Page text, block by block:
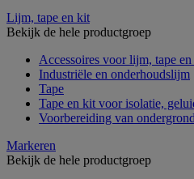
Lijm, tape en kit
Bekijk de hele productgroep
Accessoires voor lijm, tape
Industriële en onderhoudslijm
Tape
Tape en kit voor isolatie,
Voorbereiding van
Markeren
Bekijk de hele productgroep